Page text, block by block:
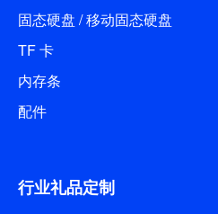
固态硬盘 / 移动固态硬盘
TF 卡
内存条
配件
行业礼品定制